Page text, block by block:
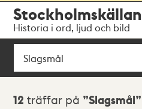
navigationen
huvudinnehållet
Stockholmskällan
Historia i ord, ljud och bild
Sök
Sökresultat
12 träffar på Slagsmål